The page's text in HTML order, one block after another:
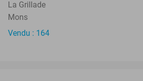
La Grillade
Mons
Vendu : 164